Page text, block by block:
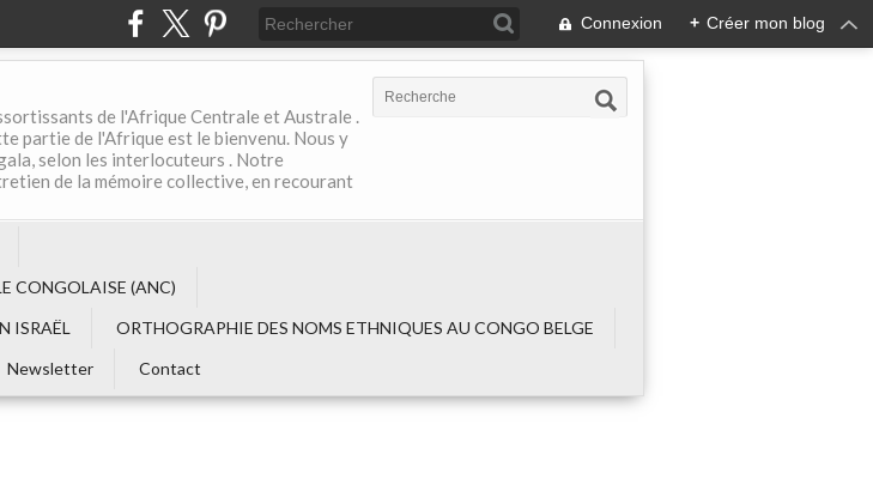
Connexion + Créer mon blog
de l'Afrique Centrale et Australe .
partie de l'Afrique est le bienvenu. Nous y
selon les interlocuteurs . Notre
de la mémoire collective, en recourant
CONGOLAISE (ANC)
ISRAËL
ORTHOGRAPHIE DES NOMS ETHNIQUES AU CONGO BELGE
Newsletter Contact